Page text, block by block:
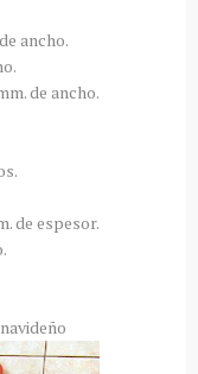
ancho.
de ancho.
de espesor.